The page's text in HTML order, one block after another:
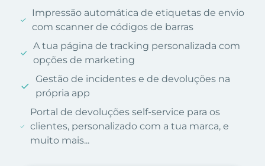
Impressão automática de etiquetas de envio
com scanner de códigos de barras
A tua página de tracking personalizada com
opções de marketing
Gestão de incidentes e de devoluções na
própria app
Portal de devoluções self-service para os
clientes, personalizado com a tua marca, e
muito mais...